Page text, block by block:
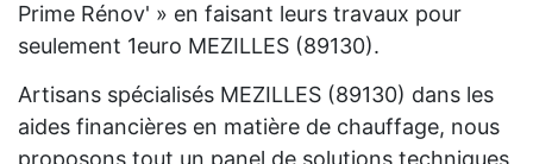
Prime Rénov' » en faisant leurs travaux pour
seulement 1euro MEZILLES (89130).
Artisans spécialisés MEZILLES (89130) dans les
aides financières en matière de chauffage, nous
proposons tout un panel de solutions techniques